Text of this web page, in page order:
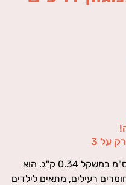
לוח התליה הוא מוצר בגודל 82×47 ס"מ במשקל 0.34 ק"ג. הוא
רעילים, מתאים לילדים